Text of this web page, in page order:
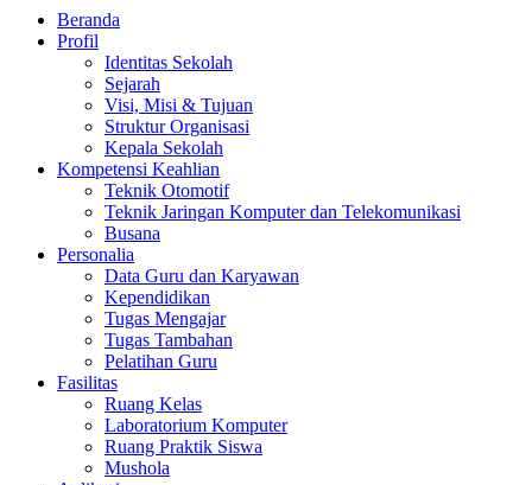
Beranda
Profil
Identitas Sekolah
Sejarah
Visi, Misi & Tujuan
Struktur Organisasi
Kepala Sekolah
Kompetensi Keahlian
Teknik Otomotif
Teknik Jaringan Komputer dan Telekomunikasi
Busana
Personalia
Data Guru dan Karyawan
Kependidikan
Tugas Mengajar
Tugas Tambahan
Pelatihan Guru
Fasilitas
Ruang Kelas
Laboratorium Komputer
Ruang Praktik Siswa
Mushola